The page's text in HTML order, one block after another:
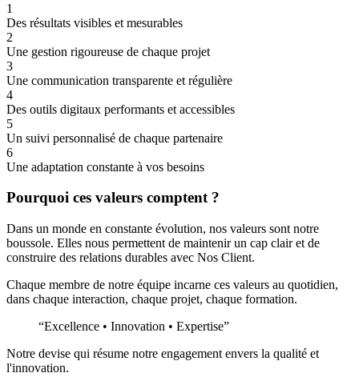
1
Des résultats visibles et mesurables
2
Une gestion rigoureuse de chaque projet
3
Une communication transparente et régulière
4
Des outils digitaux performants et accessibles
5
Un suivi personnalisé de chaque partenaire
6
Une adaptation constante à vos besoins
Pourquoi ces valeurs comptent ?
Dans un monde en constante évolution, nos valeurs sont notre
boussole. Elles nous permettent de maintenir un cap clair et de
construire des relations durables avec Nos Client.
Chaque membre de notre équipe incarne ces valeurs au quotidien,
dans chaque interaction, chaque projet, chaque formation.
“Excellence • Innovation • Expertise”
Notre devise qui résume notre engagement envers la qualité et
l'innovation.